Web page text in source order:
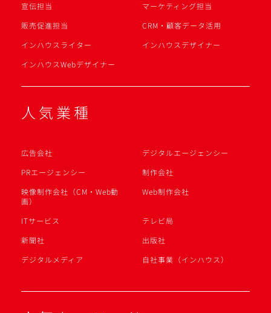
宣伝担当
マーケティング担当
販売促進担当
CRM・顧客データ活用
インハウスライター
インハウスデザイナー
インハウスWebデザイナー
人気業種
広告会社
デジタルエージェンシー
PRエージェンシー
制作会社
映像制作会社（CM・Web動
画）
Web制作会社
ITサービス
テレビ局
新聞社
出版社
デジタルメディア
自社事業（インハウス）